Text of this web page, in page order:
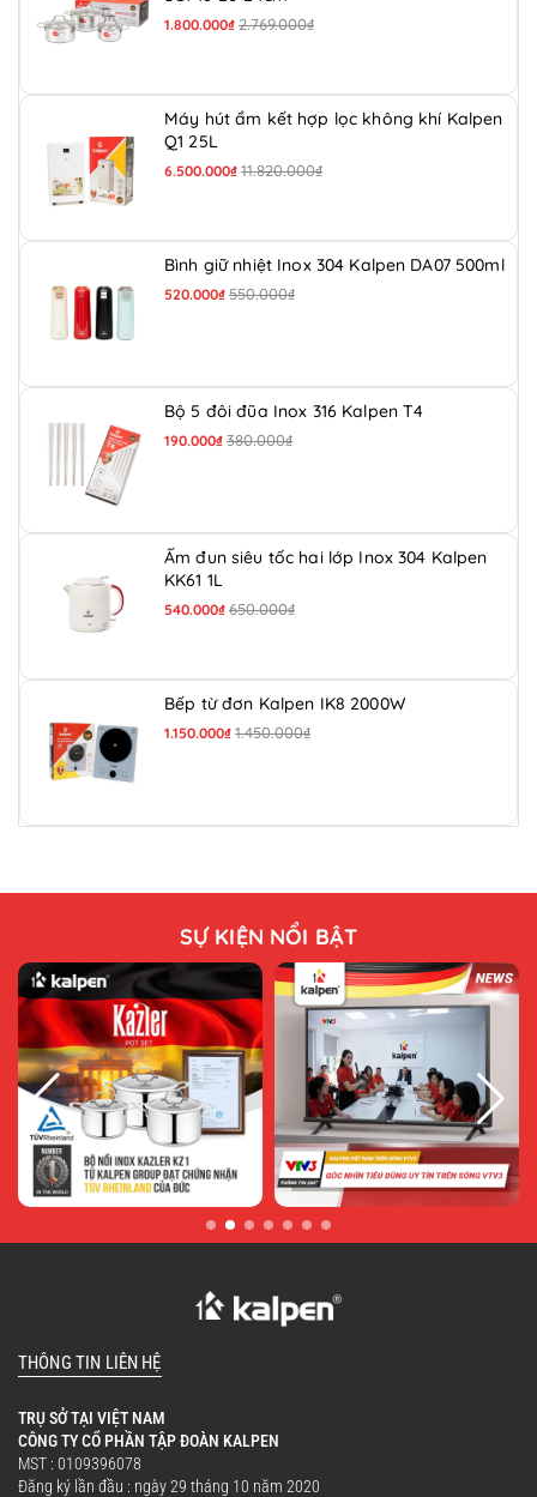
1.800.000₫ 2.769.000₫
Máy hút ẩm kết hợp lọc không khí Kalpen
Q1 25L
6.500.000₫ 11.820.000₫
Bình giữ nhiệt Inox 304 Kalpen DA07 500ml
520.000₫ 550.000₫
Bộ 5 đôi đũa Inox 316 Kalpen T4
190.000₫ 380.000₫
Ấm đun siêu tốc hai lớp Inox 304 Kalpen
KK61 1L
540.000₫ 650.000₫
Bếp từ đơn Kalpen IK8 2000W
1.150.000₫ 1.450.000₫
SỰ KIỆN NỔI BẬT
THÔNG TIN LIÊN HỆ
TRỤ SỞ TẠI VIỆT NAM
CÔNG TY CỔ PHẦN TẬP ĐOÀN KALPEN
MST : 0109396078
Đăng ký lần đầu : ngày 29 tháng 10 năm 2020